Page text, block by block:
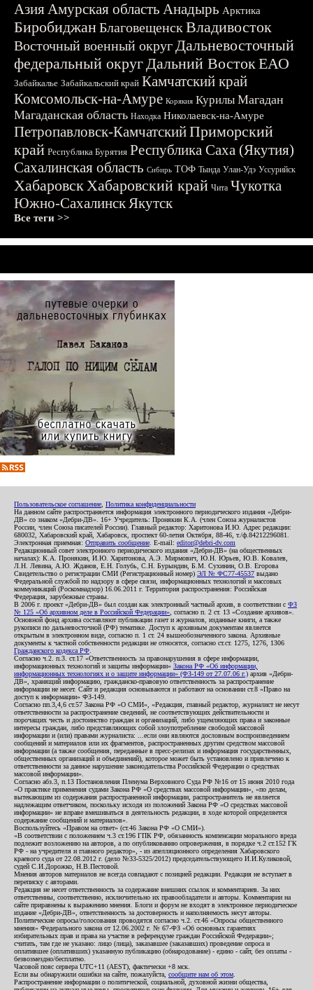
АзияАмурская область Анадырь Арктика
БиробиджанБлаговещенскВладивосток
Восточный военный округДальневосточный
федеральный округДальний ВостокЕАО
Забайкалье Забайкальский край Камчатский край
Комсомольск-на-Амуре Корякия Курилы Магадан
Магаданская область Находка Николаевск-на-Амуре
Петропавловск-КамчатскийПриморский
край Республика Бурятия Республика Саха (Якутия)
Сахалинская область Сибирь ТОФ Тында Улан-Удэ Уссурийск
ХабаровскХабаровский край Чита Чукотка
Южно-СахалинскЯкутск
Все теги >>
Пользовательское соглашение Политика конфиденциальности
На данном сайте распространяется информация электронного периодического издания «Дебри-
ДВ» со знаком «Дебри-ДВ». 16+ Учредитель: Пронякин К.А. (член Союза журналистов
России, член Союза писателей России). Главный редактор: Харитонова И.Ю. Адрес редакции:
680032, Хабаровский край, Хабаровск, проспект 60-летия Октября, 88-46, т./ф.84212296081.
Электронная приемная: Отправить сообщение . E-mail: editor@debri-dv.com
Редакционный совет электронного периодического издания «Дебри-ДВ» (на общественных
началах): К.А. Пронякин, И.Ю. Харитонова, А.Э. Мирмович, Ю.Н. Юрьев, Ю.В. Ковалев,
Л.Н. Левина, А.Ю. Жданов, Е.Н. Голубь, С.Н. Бурындин, Б.М. Сухинин, О.В. Егорова
Свидетельство о регистрации СМИ (Регистрационный номер) ЭЛ № ФС77-45537 выдано
Федеральной службой по надзору в сфере связи, информационных технологий и массовых
коммуникаций (Роскомнадзор) 16.06.2011 г. Территория распространения: Российская
Федерация, зарубежные страны.
В 2006 г. проект «Дебри-ДВ» был создан как электронный частный архив, в соответствии с ФЗ
№ 125 «Об архивном деле в Российской Федерации» , согласно п. 2 ст. 13 «Создание архивов».
Основной фонд архива составляют публикации газет и журналов, изданные книги, а также
рукописи по дальневосточной (РФ) тематике. Доступ к архивным документам является
открытым в электронном виде, согласно п. 1 ст. 24 вышеобозначенного закона. Архивные
документы к частной собственности редакции не относятся, согласно ст.ст. 1275, 1276, 1306
Гражданского кодекса РФ
Согласно ч.2. п.3. ст.17 «Ответственность за правонарушения в сфере информации,
информационных технологий и защиты информации» Закона РФ «Об информации,
информационных технологиях и о защите информации» (ФЗ-149 от 27.07.06 г.) архив «Дебри-
ДВ», хранящий информацию, гражданско-правовую ответственность за распространение
информации не несет. Сайт и редакция основываются и работают на основании ст.8 «Право на
доступ к информации» ФЗ-149.
Согласно пп.3,4,6 ст.57 Закона РФ «О СМИ», «Редакция, главный редактор, журналист не несут
ответственности за распространение сведений, не соответствующих действительности и
порочащих честь и достоинство граждан и организаций, либо ущемляющих права и законные
интересы граждан, либо представляющих собой злоупотребление свободой массовой
информации и (или) правами журналиста: ...если они являются дословным воспроизведением
сообщений и материалов или их фрагментов, распространенных другим средством массовой
информации (а также сообщения, переданные в пресс-релизах и информация государственных,
общественных организаций и объединений), которое может быть установлено и привлечено к
ответственности за данное нарушение законодательства Российской Федерации о средствах
массовой информации».
Согласно абз.3, п.13 Постановления Пленума Верховного Суда РФ №16 от 15 июня 2010 года
«О практике применения судами Закона РФ «О средствах массовой информации», «по делам,
вытекающим из содержания распространенной информации, распространитель не является
надлежащим ответчиком, поскольку исходя из положений Закона РФ «О средствах массовой
информации» не вправе вмешиваться в деятельность редакции, в ходе которой определяется
содержание сообщений и материалов».
Воспользуйтесь «Правом на ответ» (ст.46 Закона РФ «О СМИ»).
«В соответствии с положением ч.3 ст.196 ГПК РФ, обязанность компенсации морального вреда
подлежит возложению на авторов, а по опубликованию опровержения, в порядке ч.2 ст.152 ГК
РФ - на учредителя и главного редактор», - из апелляционного определения Хабаровского
краевого суда от 22.08.2012 г. (дело №33-5325/2012) председательствующего И.И.Куликовой,
судей С.И.Дорожко, Н.В.Пестовой.
Мнения авторов материалов не всегда совпадают с позицией редакции. Редакция не вступает в
переписку с авторами.
Редакция не несет ответственность за содержание внешних ссылок и комментариев. За них
ответственны, соответственно, исключительно их правообладатели и авторы. Комментарии на
сайте приравнены к выражению мнения. Блоги и форум не входят в электронное периодическое
издание «Дебри-ДВ», ответственность за достоверность и наполняемость несут авторы.
Политические опросы/голосования проводятся согласно ч.2. ст.46 «Опросы общественного
мнения» Федерального закона от 12.06.2002 г. № 67-ФЗ «Об основных гарантиях
избирательных прав и права на участие в референдуме граждан Российской Федерации»;
считать, там где не указано: лицо (лица), заказавшее (заказавших) проведение опроса и
оплатившее (оплативших) указанную публикацию (обнародование) - едино - сайт, без оплаты -
безвозмездно/бесплатно.
Часовой пояс сервера UTC+11 (AEST), фактически +8 мск.
Если вы обнаружили ошибки на сайте, пожалуйста, сообщите нам об этом
Распространение информации о политической, социальной, духовной жизни общества,